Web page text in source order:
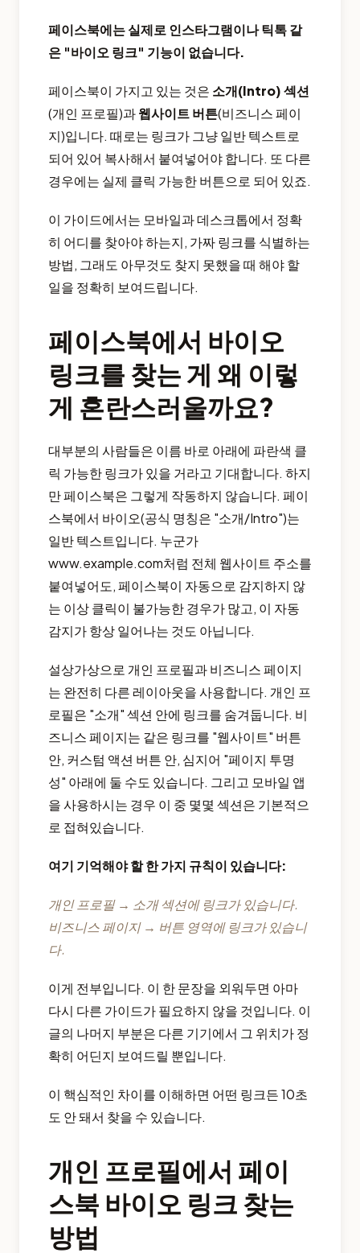
페이스북에는 실제로 인스타그램이나 틱톡 같
은 "바이오 링크" 기능이 없습니다.
페이스북이 가지고 있는 것은 소개(Intro) 섹션
(개인 프로필)과웹사이트 버튼(비즈니스 페이
지)입니다. 때로는 링크가 그냥 일반 텍스트로
되어 있어 복사해서 붙여넣어야 합니다. 또 다른
경우에는 실제 클릭 가능한 버튼으로 되어 있죠.
이 가이드에서는 모바일과 데스크톱에서 정확
히 어디를 찾아야 하는지, 가짜 링크를 식별하는
방법, 그래도 아무것도 찾지 못했을 때 해야 할
일을 정확히 보여드립니다.
페이스북에서 바이오
링크를 찾는 게 왜 이렇
게 혼란스러울까요?
대부분의 사람들은 이름 바로 아래에 파란색 클
릭 가능한 링크가 있을 거라고 기대합니다. 하지
만 페이스북은 그렇게 작동하지 않습니다. 페이
스북에서 바이오(공식 명칭은 "소개/Intro")는
일반 텍스트입니다. 누군가
www.example.com처럼 전체 웹사이트 주소를
붙여넣어도, 페이스북이 자동으로 감지하지 않
는 이상 클릭이 불가능한 경우가 많고, 이 자동
감지가 항상 일어나는 것도 아닙니다.
설상가상으로 개인 프로필과 비즈니스 페이지
는 완전히 다른 레이아웃을 사용합니다. 개인 프
로필은 "소개" 섹션 안에 링크를 숨겨둡니다. 비
즈니스 페이지는 같은 링크를 "웹사이트" 버튼
안, 커스텀 액션 버튼 안, 심지어 "페이지 투명
성" 아래에 둘 수도 있습니다. 그리고 모바일 앱
을 사용하시는 경우 이 중 몇몇 섹션은 기본적으
로 접혀있습니다.
여기 기억해야 할 한 가지 규칙이 있습니다:
개인 프로필 → 소개 섹션에 링크가 있습니다.
비즈니스 페이지 → 버튼 영역에 링크가 있습니
다.
이게 전부입니다. 이 한 문장을 외워두면 아마
다시 다른 가이드가 필요하지 않을 것입니다. 이
글의 나머지 부분은 다른 기기에서 그 위치가 정
확히 어딘지 보여드릴 뿐입니다.
이 핵심적인 차이를 이해하면 어떤 링크든 10초
도 안 돼서 찾을 수 있습니다.
개인 프로필에서 페이
스북 바이오 링크 찾는
방법